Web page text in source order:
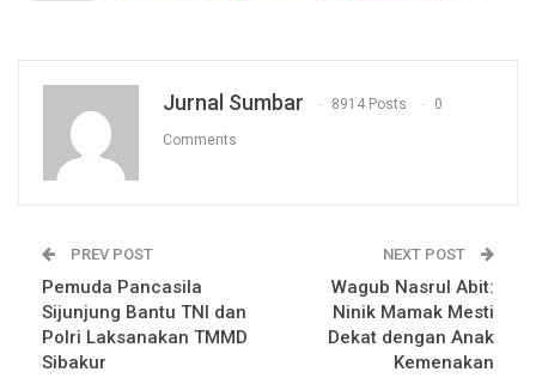
Jurnal Sumbar 8914 Posts 0
Comments
PREV POST
Pemuda Pancasila
Sijunjung Bantu TNI dan
Polri Laksanakan TMMD
Sibakur
NEXT POST
Wagub Nasrul Abit:
Ninik Mamak Mesti
Dekat dengan Anak
Kemenakan